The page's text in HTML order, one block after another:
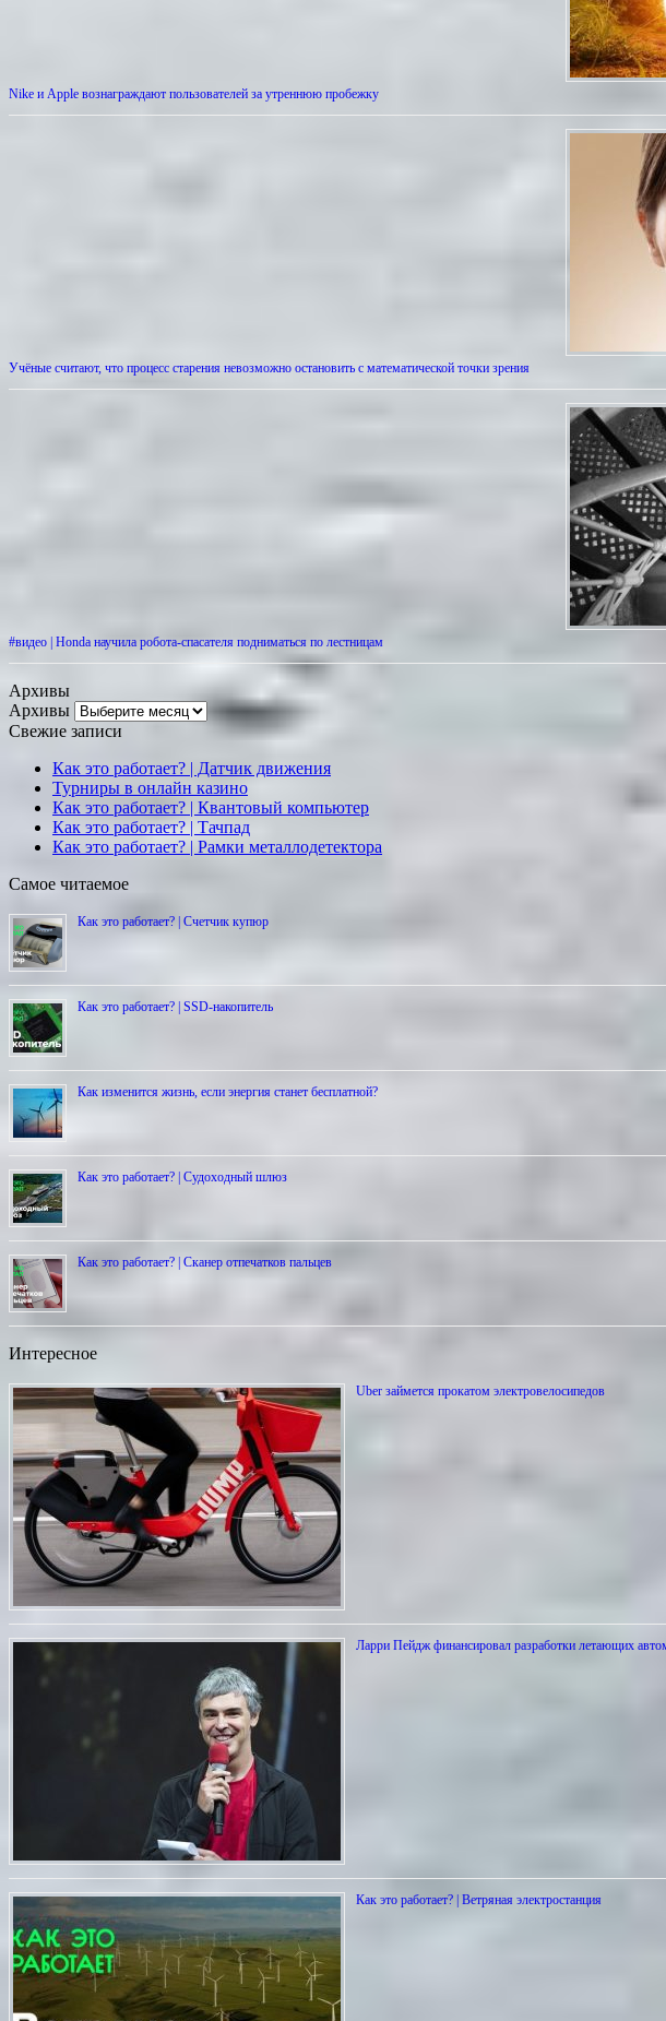
Nike и Apple вознаграждают пользователей за утреннюю пробежку
Учёные считают, что процесс старения невозможно остановить с математической точки зрения
#видео | Honda научила робота-спасателя подниматься по лестницам
Архивы
Архивы
Свежие записи
Как это работает? | Датчик движения
Турниры в онлайн казино
Как это работает? | Квантовый компьютер
Как это работает? | Тачпад
Как это работает? | Рамки металлодетектора
Самое читаемое
Как это работает? | Счетчик купюр
Как это работает? | SSD-накопитель
Как изменится жизнь, если энергия станет бесплатной?
Как это работает? | Cудоходный шлюз
Как это работает? | Сканер отпечатков пальцев
Интересное
Uber займется прокатом электровелосипедов
Ларри Пейдж финансировал разработки летающих
Как это работает? | Ветряная электростанция